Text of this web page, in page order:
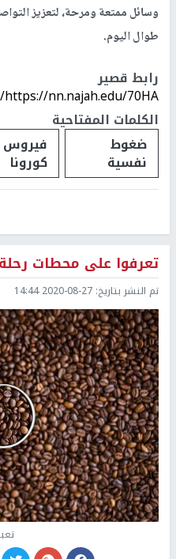
وسائل ممتعة ومرحة، لتعزيز
طوال اليوم.
رابط قصير
https://nn.najah.edu/70HA/
الكلمات المفتاحية
ضغوط
نفسية
فيروس
كورونا
تعرفوا على محطات
تم النشر بتاريخ: 2020-08-27 14:44